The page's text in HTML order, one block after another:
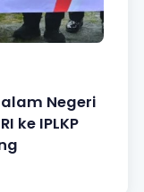
Negeri
ke IPLKP